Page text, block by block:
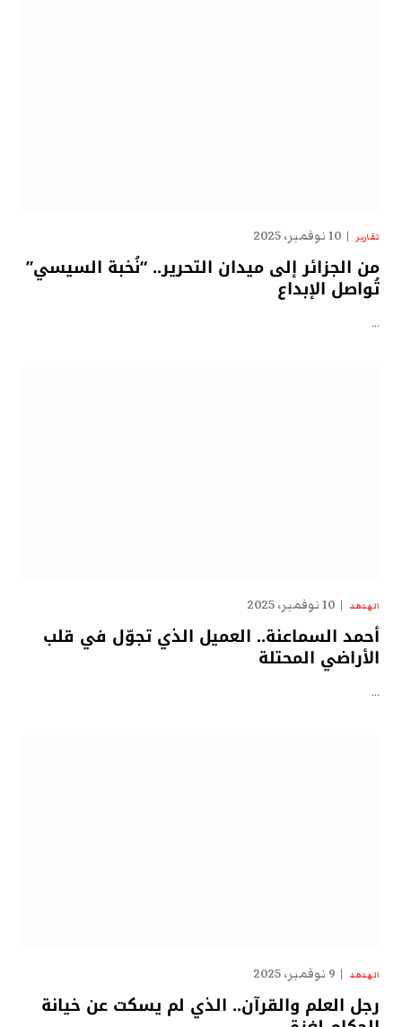
تقارير 10 نوفمبر، 2025
من الجزائر إلى ميدان التحرير.. “نُخبة السيسي”
تُواصل الإبداع
…
الهدهد 10 نوفمبر، 2025
أحمد السماعنة.. العميل الذي تجوّل في قلب
الأراضي المحتلة
…
الهدهد 9 نوفمبر، 2025
رجل العلم والقرآن.. الذي لم يسكت عن خيانة